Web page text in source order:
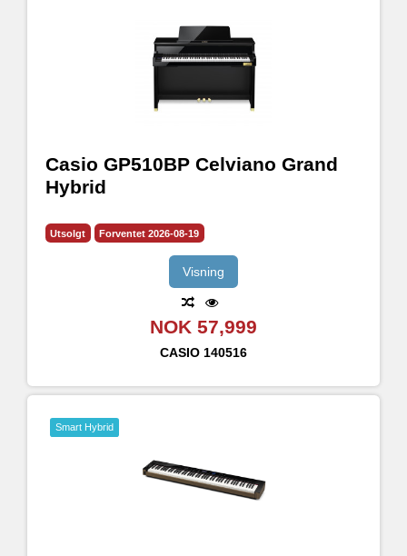
Casio GP510BP Celviano Grand
Hybrid
Utsolgt Forventet 2026-08-19
Visning
NOK 57,999
CASIO 140516
Smart Hybrid